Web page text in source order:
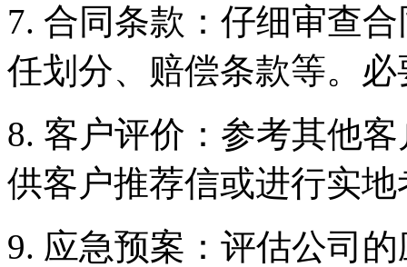
7. 合同条款：仔细审查
任划分、赔偿条款等。
8. 客户评价：参考其他
供客户推荐信或进行实地
9. 应急预案：评估公司